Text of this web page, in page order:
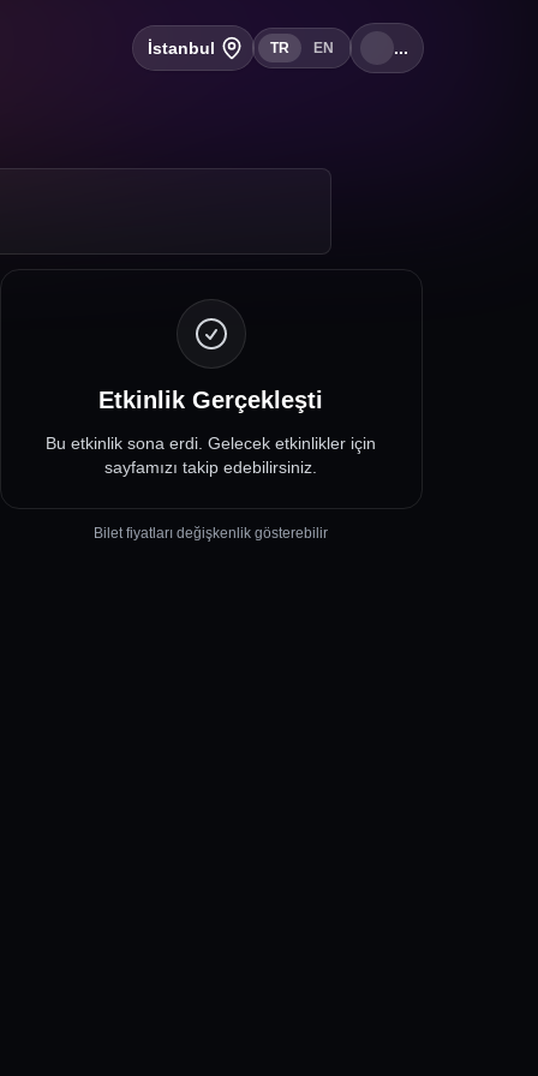
İstanbul TR EN ...
Etkinlik Gerçekleşti
Bu etkinlik sona erdi. Gelecek etkinlikler için
sayfamızı takip edebilirsiniz.
Bilet fiyatları değişkenlik gösterebilir